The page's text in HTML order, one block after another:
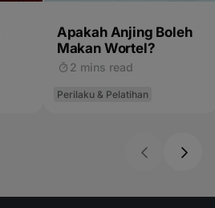
Apakah Anjing Boleh
Makan Wortel?
2 mins read
Perilaku & Pelatihan